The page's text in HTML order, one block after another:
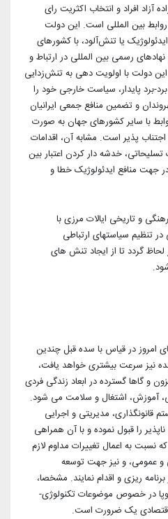
آزاد افراد و انتخاب اکثریت رای
بین المللی ا‌ست. این دولت
یا تنش‌آلود، با کشورهای
رسمی بین المللی در ارتباط و
دولت با اولویت دهی به تنش‌زدایی
برد پایدار، سیاست خارجی خود را
و تضمین منافع جمعی ایرانیان
با سایر کشورهای جهان به صورت
پذیر است. مشابه آن، اقدامات
تسلیحاتی، خدشه دار کردن اعتبار بین
جهت منافع ایدئولوژیک خطا و
و تاریخی ایالات مرزی با
تنظیم سیاستهای ارتباطی
گردد تا از ایجاد تنش های
امروز در قیاس با سده قبل چندین
نیز سرعت بیشتری خواهد یافت،
و گاها گسترده در ابعاد زندگی فردی
آموزش، اشتغال و سلامت می شود.
قانونگذاری، مدیریتی و اجرایی
را قبول نموده و با آن همراهی
نسبت به اعمال تغییرات مداوم لازم
عمومی، و نیز جهت توسعه
ریزی و اقدام نمایند. مشخصا،
در خصوص موضوعات تکنولوژی-
اقتصادی یک ضرورت است.